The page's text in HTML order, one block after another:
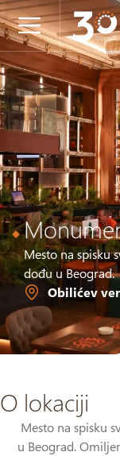
Mesto na spisku
dođu u Beograd.
Obilićev
O lokaciji
Mesto na spisku
u Beograd.